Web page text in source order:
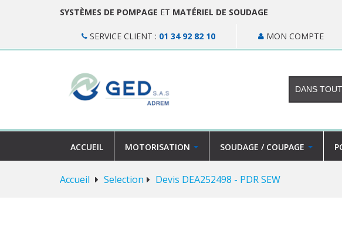
SYSTÈMES DE POMPAGE ET MATÉRIEL DE SOUDAGE
SERVICE CLIENT : 01 34 92 82 10 MON COMPTE
DANS
ACCUEIL MOTORISATION SOUDAGE / COUPAGE
Accueil Selection Devis DEA252498 - PDR SEW